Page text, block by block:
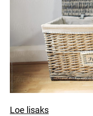
Loe lisaks